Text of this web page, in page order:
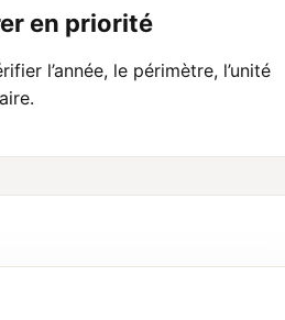
en priorité
l’année, le périmètre, l’unité